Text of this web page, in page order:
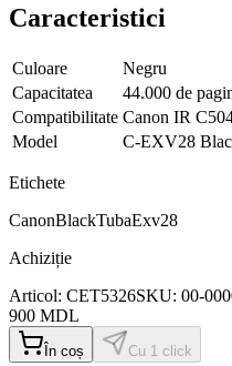
Caracteristici
Culoare
Negru
Capacitatea
44.000 de
Compatibilitate Canon IR
Model
C-EXV28
Etichete
CanonBlackTubaExv28
Achiziție
Articol: CET5326SKU: 00-
900 MDL
În coș Cu 1 click